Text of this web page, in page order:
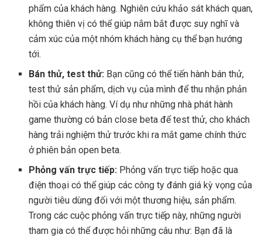
phẩm của khách hàng. Nghiên cứu khảo sát khách quan,
không thiên vị có thể giúp nắm bắt được suy nghĩ và
cảm xúc của một nhóm khách hàng cụ thể bạn hướng
tới.
Bán thử, test thử: Bạn cũng có thể tiến hành bán thử,
test thử sản phẩm, dịch vụ của mình để thu nhận phản
hồi của khách hàng. Ví dụ như những nhà phát hành
game thường có bản close beta để test thử, cho khách
hàng trải nghiệm thử trước khi ra mắt game chính thức
ở phiên bản open beta.
Phỏng vấn trực tiếp: Phỏng vấn trực tiếp hoặc qua
điện thoại có thể giúp các công ty đánh giá kỳ vọng của
người tiêu dùng đối với một thương hiệu, sản phẩm.
Trong các cuộc phỏng vấn trực tiếp này, những người
tham gia có thể được hỏi những câu như: Bạn đã là